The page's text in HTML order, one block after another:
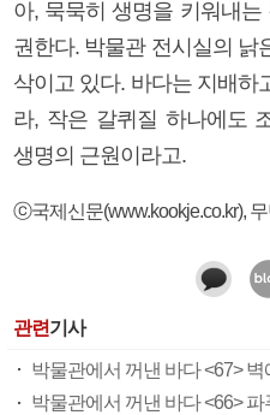
아, 묵묵히 생명을 키워내
권한다. 박물관 전시실의 낡
삭이고 있다. 바다는 지배하
라, 작은 갈퀴질 하나에도
생명의 근원이라고.
ⓒ국제신문(www.kookje.co.kr),
관련기사
박물관에서 꺼낸 바다 <67>
박물관에서 꺼낸 바다 <66>